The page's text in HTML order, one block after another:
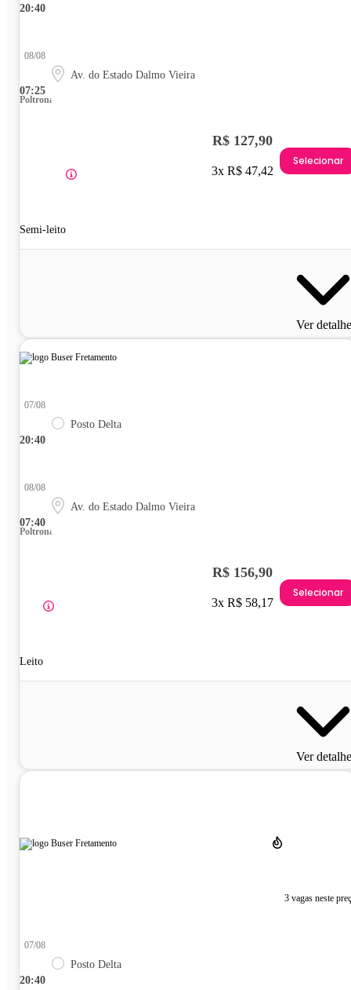
20:40
07:25
08/08
Av. do Estado Dalmo Vieira
Poltrona
Semi-leito
R$ 127,90
3x R$ 47,42
Selecionar
Ver
20:40
07/08
Posto Delta
07:40
08/08
Av. do Estado Dalmo Vieira
Poltrona
Leito
R$ 156,90
3x R$ 58,17
Selecionar
Ver
3 vagas neste
20:40
07/08
Posto Delta